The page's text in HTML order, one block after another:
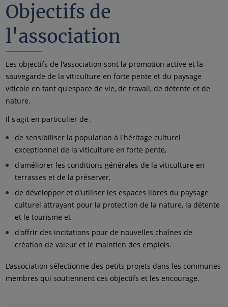
Objectifs de
l'association
Les objectifs de l'association sont la promotion active et la
sauvegarde de la viticulture en forte pente et du paysage
viticole en tant qu'espace de vie, de travail, de détente et de
nature.
Il s'agit en particulier de ,
de sensibiliser la population à l'héritage culturel
exceptionnel de la viticulture en forte pente,
d'améliorer les conditions générales de la viticulture en
terrasses et de la préserver,
de développer et d'utiliser les espaces libres du paysage
culturel attrayant pour la protection de la nature, la détente
et le tourisme et
d'offrir des incitations pour de nouvelles chaînes de
création de valeur et le maintien des emplois.
L'association sélectionne des petits projets dans les communes
membres qui soutiennent ces objectifs et les encourage.